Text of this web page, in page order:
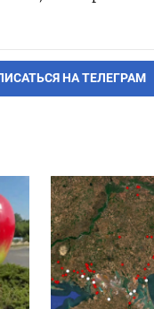
НА ТЕЛЕГРАМ